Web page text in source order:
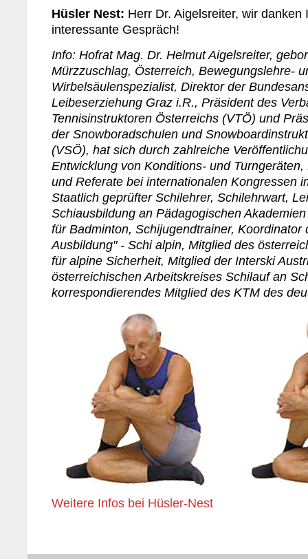
Hüsler Nest: Herr Dr. Aigelsreiter, wir danken
interessante Gespräch!
Info: Hofrat Mag. Dr. Helmut Aigelsreiter,
Mürzzuschlag, Österreich, Bewegungslehre-
Wirbelsäulenspezialist, Direktor der
Leibeserziehung Graz i.R., Präsident des
Tennisinstruktoren Österreichs (VTÖ) und
der Snowboradschulen und
(VSÖ), hat sich durch zahlreiche
Entwicklung von Konditions- und
und Referate bei internationalen Kongressen
Staatlich geprüfter Schilehrer, Schilehrwart,
Schiausbildung an Pädagogischen
für Badminton, Schijugendtrainer, Koordinator
Ausbildung" - Schi alpin, Mitglied des
für alpine Sicherheit, Mitglied der Interski
österreichischen Arbeitskreises Schilauf an
korrespondierendes Mitglied des KTM des
Weitere Infos bei Hüsler-Nest